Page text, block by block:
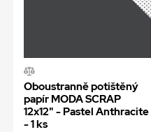
Oboustranně potištěný
papír MODA SCRAP
12x12" - Pastel Anthracite
- 1 ks